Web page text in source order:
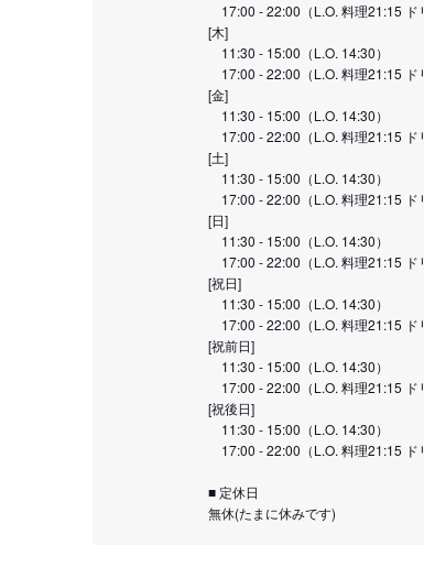
17:00 - 22:00（L.O. 料理21:15 ド
[木]
11:30 - 15:00（L.O. 14:30）
17:00 - 22:00（L.O. 料理21:15 ド
[金]
11:30 - 15:00（L.O. 14:30）
17:00 - 22:00（L.O. 料理21:15 ド
[土]
11:30 - 15:00（L.O. 14:30）
17:00 - 22:00（L.O. 料理21:15 ド
[日]
11:30 - 15:00（L.O. 14:30）
17:00 - 22:00（L.O. 料理21:15 ド
[祝日]
11:30 - 15:00（L.O. 14:30）
17:00 - 22:00（L.O. 料理21:15 ド
[祝前日]
11:30 - 15:00（L.O. 14:30）
17:00 - 22:00（L.O. 料理21:15 ド
[祝後日]
11:30 - 15:00（L.O. 14:30）
17:00 - 22:00（L.O. 料理21:15 ド
■ 定休日
無休(たまに休みです)